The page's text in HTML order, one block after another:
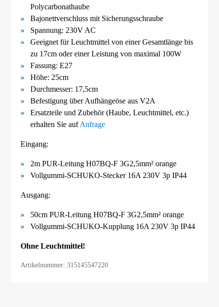
Polycarbonathaube
Bajonettverschluss mit Sicherungsschraube
Spannung: 230V AC
Geeignet für Leuchtmittel von einer Gesamtlänge bis
zu 17cm oder einer Leistung von maximal 100W
Fassung: E27
Höhe: 25cm
Durchmesser: 17,5cm
Befestigung über Aufhängeöse aus V2A
Ersatzteile und Zubehör (Haube, Leuchtmittel, etc.)
erhalten Sie aufAnfrage
Eingang:
2m PUR-Leitung H07BQ-F 3G2,5mm² orange
Vollgummi-SCHUKO-Stecker 16A 230V 3p IP44
Ausgang:
50cm PUR-Leitung H07BQ-F 3G2,5mm² orange
Vollgummi-SCHUKO-Kupplung 16A 230V 3p IP44
Ohne Leuchtmittel!
Artikelnummer: 315145547220